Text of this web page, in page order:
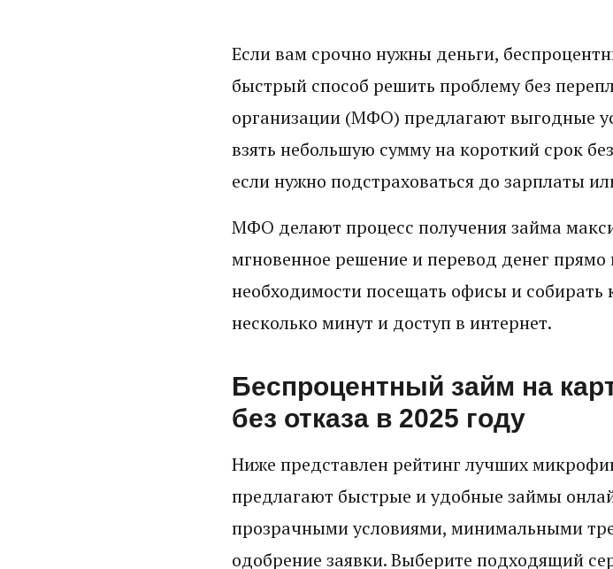
Если вам срочно нужны деньги,
быстрый способ решить проблему без
организации (МФО) предлагают выгодные
взять небольшую сумму на короткий срок
если нужно подстраховаться до зарплаты
МФО делают процесс получения займа
мгновенное решение и перевод денег
необходимости посещать офисы и
несколько минут и доступ в интернет.
Беспроцентный займ на
без отказа в 2025 году
Ниже представлен рейтинг лучших
предлагают быстрые и удобные займы
прозрачными условиями, минимальными
одобрение заявки. Выберите подходящий